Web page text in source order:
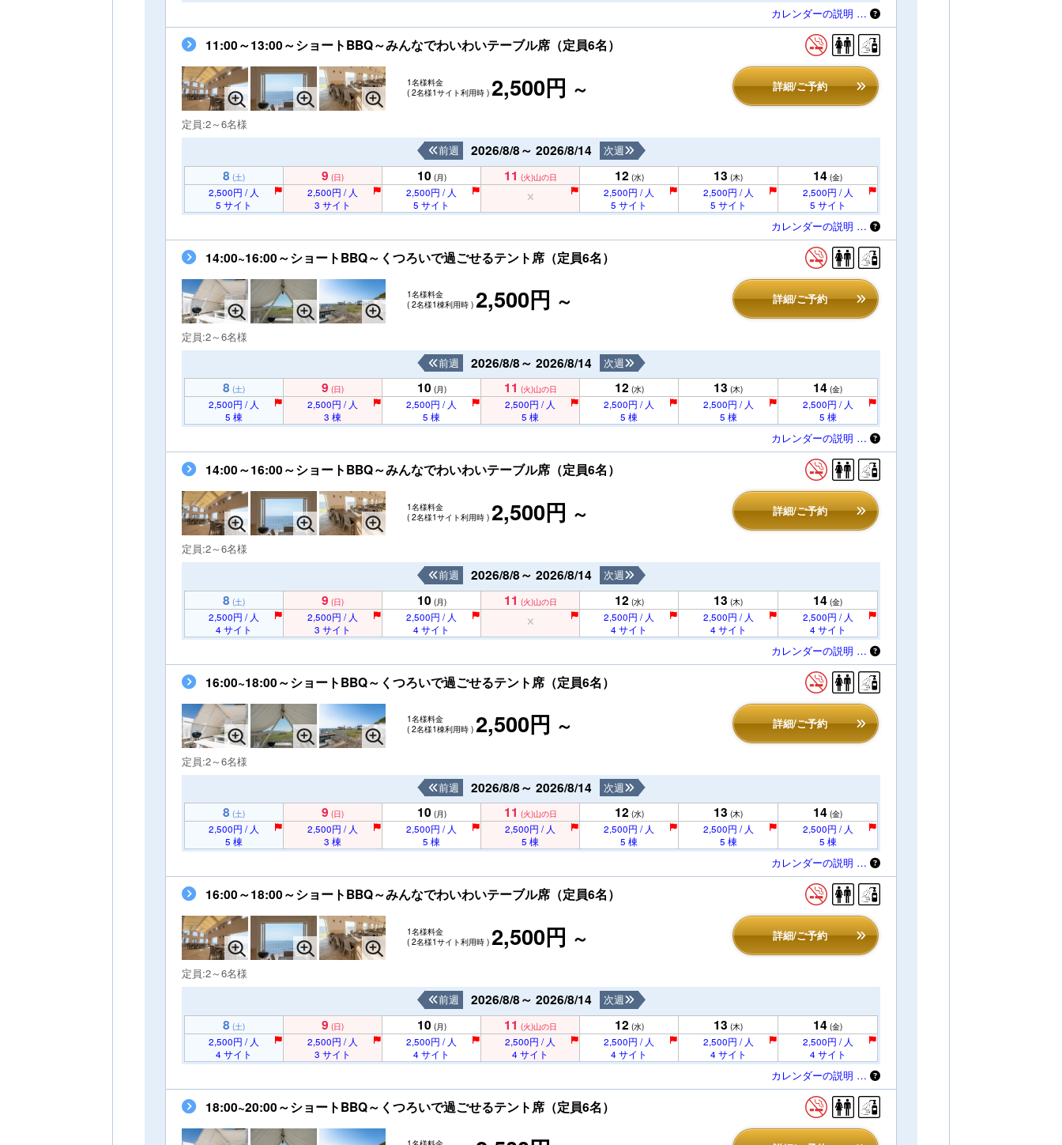
カレンダーの説明 …
11:00～13:00～ショートBBQ～みんなでわいわいテーブル席（定員6名）
1名様料金
( 2名様1サイト利用時 ) 2,500円 ～ 詳細/ご予約
定員:2～6名様
2026/8/8～ 2026/8/14
前週 次週
8 (土) 9 (日) 10 (月) 11 (火)山の日 12 (水) 13 (木) 14 (金)
2,500円 / 人
5 サイト
2,500円 / 人
3 サイト
2,500円 / 人
5 サイト
2,500円 / 人
5 サイト
2,500円 / 人
5 サイト
2,500円 / 人
5 サイト
カレンダーの説明 …
14:00~16:00～ショートBBQ～くつろいで過ごせるテント席（定員6名）
1名様料金
( 2名様1棟利用時 ) 2,500円 ～ 詳細/ご予約
定員:2～6名様
2026/8/8～ 2026/8/14
前週 次週
8 (土) 9 (日) 10 (月) 11 (火)山の日 12 (水) 13 (木) 14 (金)
2,500円 / 人
5 棟
2,500円 / 人
3 棟
2,500円 / 人
5 棟
2,500円 / 人
5 棟
2,500円 / 人
5 棟
2,500円 / 人
5 棟
2,500円 / 人
5 棟
カレンダーの説明 …
14:00～16:00～ショートBBQ～みんなでわいわいテーブル席（定員6名）
1名様料金
( 2名様1サイト利用時 ) 2,500円 ～ 詳細/ご予約
定員:2～6名様
2026/8/8～ 2026/8/14
前週 次週
8 (土) 9 (日) 10 (月) 11 (火)山の日 12 (水) 13 (木) 14 (金)
2,500円 / 人
4 サイト
2,500円 / 人
3 サイト
2,500円 / 人
4 サイト
2,500円 / 人
4 サイト
2,500円 / 人
4 サイト
2,500円 / 人
4 サイト
カレンダーの説明 …
16:00~18:00～ショートBBQ～くつろいで過ごせるテント席（定員6名）
1名様料金
( 2名様1棟利用時 ) 2,500円 ～ 詳細/ご予約
定員:2～6名様
2026/8/8～ 2026/8/14
前週 次週
8 (土) 9 (日) 10 (月) 11 (火)山の日 12 (水) 13 (木) 14 (金)
2,500円 / 人
5 棟
2,500円 / 人
3 棟
2,500円 / 人
5 棟
2,500円 / 人
5 棟
2,500円 / 人
5 棟
2,500円 / 人
5 棟
2,500円 / 人
5 棟
カレンダーの説明 …
16:00～18:00～ショートBBQ～みんなでわいわいテーブル席（定員6名）
1名様料金
( 2名様1サイト利用時 ) 2,500円 ～ 詳細/ご予約
定員:2～6名様
2026/8/8～ 2026/8/14
前週 次週
8 (土) 9 (日) 10 (月) 11 (火)山の日 12 (水) 13 (木) 14 (金)
2,500円 / 人
4 サイト
2,500円 / 人
3 サイト
2,500円 / 人
4 サイト
2,500円 / 人
4 サイト
2,500円 / 人
4 サイト
2,500円 / 人
4 サイト
2,500円 / 人
4 サイト
カレンダーの説明 …
18:00~20:00～ショートBBQ～くつろいで過ごせるテント席（定員6名）